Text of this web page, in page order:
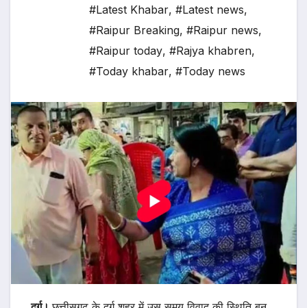
#Latest Khabar, #Latest news,
#Raipur Breaking, #Raipur news,
#Raipur today, #Rajya khabren,
#Today khabar, #Today news